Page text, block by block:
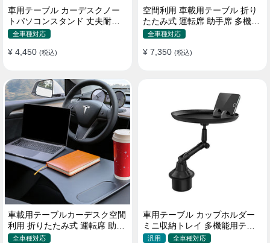
車用テーブル カーデスクノー
トパソコンスタンド 丈夫耐用
調整可能 車内車外 多機能用
全車種対応
¥ 4,450 (税込)
空間利用 車載用テーブル 折り
たたみ式 運転席 助手席 多機能
パソコン 食事 書き込み
全車種対応
¥ 7,350 (税込)
車載用テーブルカーデスク空間
利用 折りたたみ式 運転席 助手
席 多機能 滑り止め 安定
全車種対応
車用テーブル カップホルダー
ミニ収納トレイ 多機能用テー
ブル 食事 物置き用 高品質
汎用 全車種対応